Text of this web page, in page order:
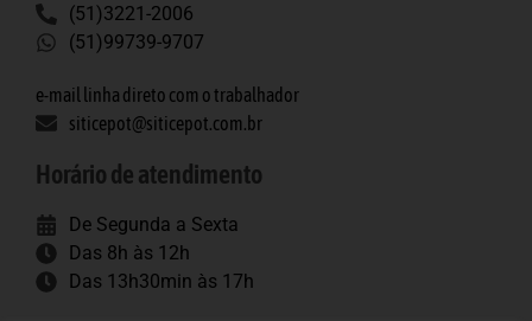
(51)3221-2006
(51)99739-9707
e-mail linha direto com o trabalhador
siticepot@siticepot.com.br
Horário de atendimento
De Segunda a Sexta
Das 8h às 12h
Das 13h30min às 17h